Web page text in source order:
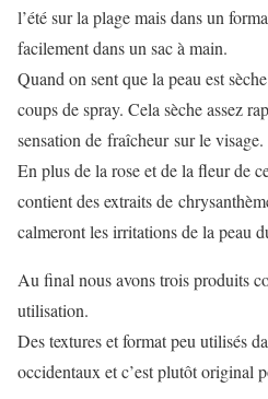
l’été sur la plage mais dans un
facilement dans un sac à main.
Quand on sent que la peau est
coups de spray. Cela sèche assez
sensation de fraîcheur sur le visage.
En plus de la rose et de la fleur de
contient des extraits de
calmeront les irritations de la peau
Au final nous avons trois produits
utilisation.
Des textures et format peu utilisés
occidentaux et c’est plutôt original